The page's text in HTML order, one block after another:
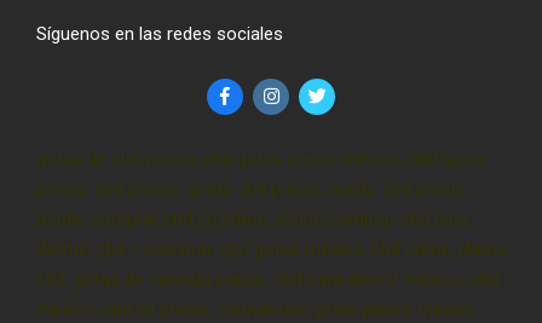
Síguenos en las redes sociales
gotas de cbd precio, cbd gotas precio méxico, cbd gotas
precio, cbd precio, gotas cbd precio, aceite cbd precio,
donde comprar cbd en cdmx, donde comprar cbd para
dormir, cbd – comprar, cbd gotas méxico, cbd cdmx, pluma
cbd, gotas de cannabi precio, cbd para dormir méxico, cbd
mexico, cbd oil precio, cannabidiol gotas precio méxico,